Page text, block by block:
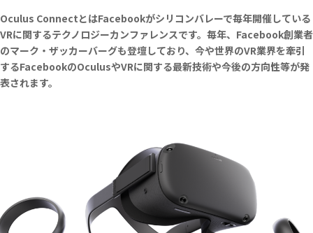
Oculus ConnectとはFacebookがシリコンバレーで毎年開催している
VRに関するテクノロジーカンファレンスです。毎年、Facebook創業者
のマーク・ザッカーバーグも登壇しており、 今や世界のVR業界を牽引
するFacebookのOculusやVRに関する最新技術や今後の方向性等が発
表されます。